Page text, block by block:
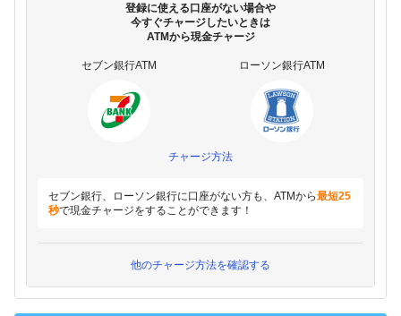
登録に使える口座がない場合や
今すぐチャージしたいときは
ATMから現金チャージ
セブン銀行ATM ローソン銀行ATM
チャージ方法
セブン銀行、ローソン銀行に口座がない方も、ATMから最短25
秒で現金チャージをすることができます！
他のチャージ方法を確認する